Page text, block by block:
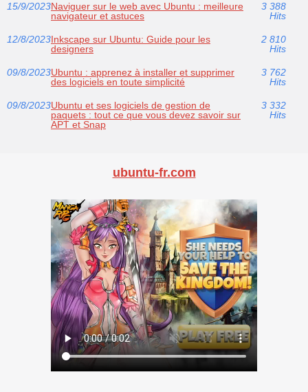
15/9/2023Naviguer sur le web avec Ubuntu : meilleure
navigateur et astuces
3 388
Hits
12/8/2023Inkscape sur Ubuntu: Guide pour les
designers
2 810
Hits
09/8/2023Ubuntu : apprenez à installer et supprimer
des logiciels en toute simplicité
3 762
Hits
09/8/2023Ubuntu et ses logiciels de gestion de
paquets : tout ce que vous devez savoir sur
APT et Snap
3 332
Hits
ubuntu-fr.com